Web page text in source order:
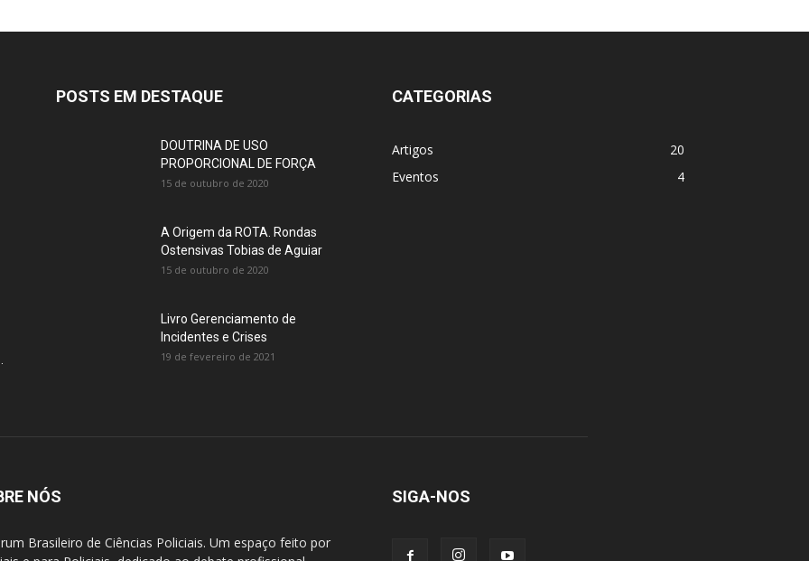
POSTS EM DESTAQUE
DOUTRINA DE USO
PROPORCIONAL DE FORÇA
15 de outubro de 2020
A Origem da ROTA. Rondas
Ostensivas Tobias de Aguiar
15 de outubro de 2020
Livro Gerenciamento de
Incidentes e Crises
19 de fevereiro de 2021
CATEGORIAS
Artigos
20
Eventos
4
NÓS
Brasileiro de Ciências Policiais. Um espaço feito por
SIGA-NOS